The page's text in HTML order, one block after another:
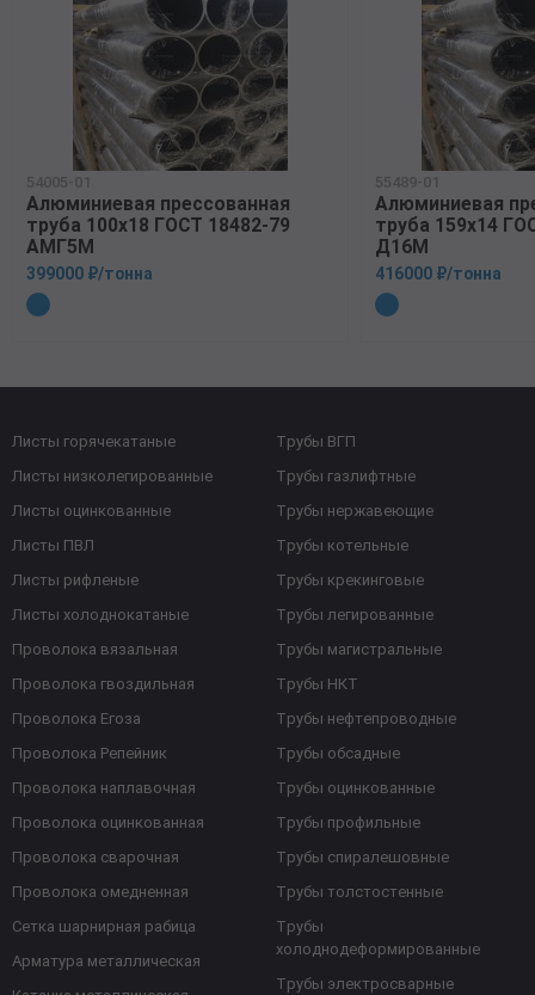
54005-01
Алюминиевая прессованная
труба 100х18 ГОСТ 18482-79
АМГ5М
399000 ₽/тонна
55489-01
Алюминиевая
труба 159х14
Д16М
416000 ₽/тонна
Листы горячекатаные
Листы низколегированные
Листы оцинкованные
Листы ПВЛ
Листы рифленые
Листы холоднокатаные
Проволока вязальная
Проволока гвоздильная
Проволока Егоза
Проволока Репейник
Проволока наплавочная
Проволока оцинкованная
Проволока сварочная
Проволока омедненная
Сетка шарнирная рабица
Арматура металлическая
Трубы ВГП
Трубы газлифтные
Трубы нержавеющие
Трубы котельные
Трубы крекинговые
Трубы легированные
Трубы магистральные
Трубы НКТ
Трубы нефтепроводные
Трубы обсадные
Трубы оцинкованные
Трубы профильные
Трубы спиралешовные
Трубы толстостенные
Трубы
холоднодеформированные
Трубы электросварные